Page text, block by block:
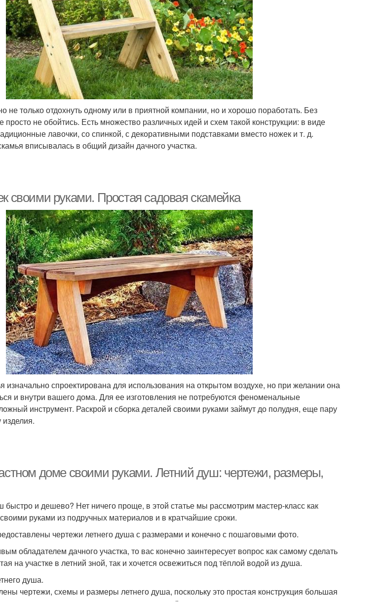
не только отдохнуть одному или в приятной компании, но и хорошо поработать. Без
просто не обойтись. Есть множество различных идей и схем такой конструкции: в виде
лавочки, со спинкой, с декоративными подставками вместо ножек и т. д.
вписывалась в общий дизайн дачного участка.
своими руками. Простая садовая скамейка
изначально спроектирована для использования на открытом воздухе, но при желании она
и внутри вашего дома. Для ее изготовления не потребуются феноменальные
инструмент. Раскрой и сборка деталей своими руками займут до полудня, еще пару
изделия.
доме своими руками. Летний душ: чертежи, размеры,
быстро и дешево? Нет ничего проще, в этой статье мы рассмотрим мастер-класс как
руками из подручных материалов и в кратчайшие сроки.
чертежи летнего душа с размерами и конечно с пошаговыми фото.
обладателем дачного участка, то вас конечно заинтересует вопрос как самому сделать
на участке в летний зной, так и хочется освежиться под тёплой водой из душа.
душа.
чертежи, схемы и размеры летнего душа, поскольку это простая конструкция большая